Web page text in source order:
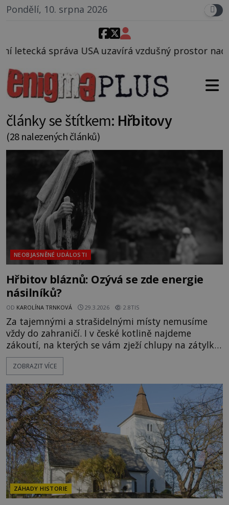
Pondělí, 10. srpna 2026
vzdušný prostor nad Oblastí 51, mohlo to
články se štítkem: Hřbitovy
(28 nalezených článků)
NEOBJASNĚNÉ UDÁLOSTI
Hřbitov bláznů: Ozývá se zde energie
násilníků?
OD KAROLÍNA TRNKOVÁ 29.3.2026 2.8TIS
Za tajemnými a strašidelnými místy nemusíme
vždy do zahraničí. I v české kotlině najdeme
zákoutí, na kterých se vám zježí chlupy na zátylku.
Patří mezi ně bezpochyby i řada historických
hřbitovů. Příběhy, které se za nimi mnohdy
nejinak je tomu také v případě hřbitova v
pražských Bohnických... Kolem p
ZOBRAZIT VÍCE
ZÁHADY HISTORIE